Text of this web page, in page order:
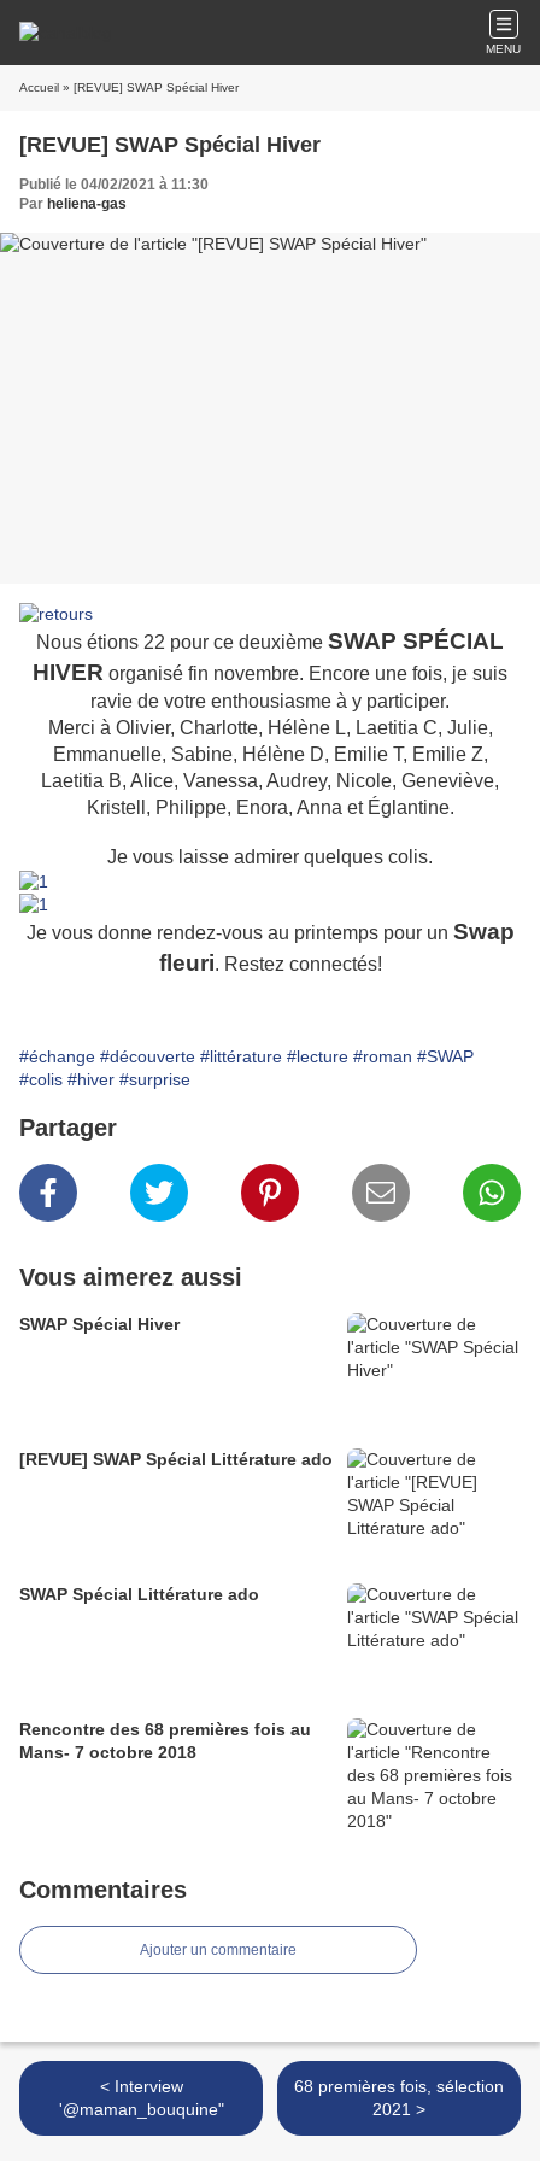
MENU
Accueil » [REVUE] SWAP Spécial Hiver
[REVUE] SWAP Spécial Hiver
Publié le 04/02/2021 à 11:30
Par heliena-gas
Nous étions 22 pour ce deuxième SWAP SPÉCIAL
HIVER organisé fin novembre. Encore une fois, je suis
ravie de votre enthousiasme à y participer.
Merci à Olivier, Charlotte, Hélène L, Laetitia C, Julie,
Emmanuelle, Sabine, Hélène D, Emilie T, Emilie Z,
Laetitia B, Alice, Vanessa, Audrey, Nicole, Geneviève,
Kristell, Philippe, Enora, Anna et Églantine.
Je vous laisse admirer quelques colis.
Je vous donne rendez-vous au printemps pour un Swap
fleuri. Restez connectés!
#échange #découverte #littérature #lecture #roman #SWAP
#colis #hiver #surprise
Partager
Vous aimerez aussi
SWAP Spécial Hiver
[REVUE] SWAP Spécial Littérature ado
SWAP Spécial Littérature ado
Rencontre des 68 premières fois au
Mans- 7 octobre 2018
Commentaires
Ajouter un commentaire
< Interview
'@maman_bouquine"
68 premières fois, sélection
2021 >